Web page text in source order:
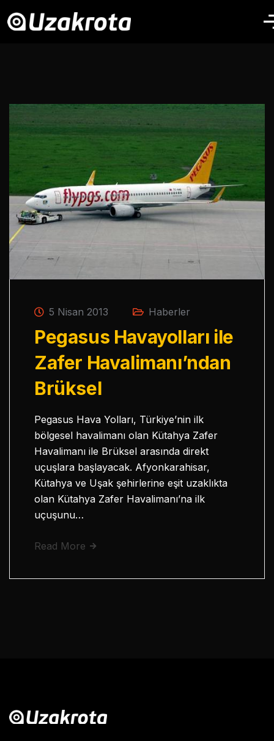
5 Nisan 2013 Haberler
Pegasus Havayolları ile
Zafer Havalimanı’ndan
Brüksel
Pegasus Hava Yolları, Türkiye’nin ilk
bölgesel havalimanı olan Kütahya Zafer
Havalimanı ile Brüksel arasında direkt
uçuşlara başlayacak. Afyonkarahisar,
Kütahya ve Uşak şehirlerine eşit uzaklıkta
olan Kütahya Zafer Havalimanı’na ilk
uçuşunu…
Read More